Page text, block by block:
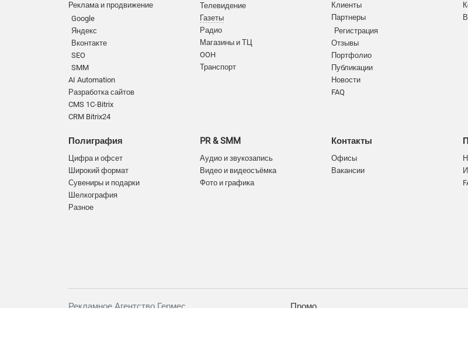
Реклама и продвижение
Google
Яндекс
Вконтакте
SEO
SMM
AI Automation
Разработка сайтов
CMS 1C-Bitrix
CRM Bitrix24
Полиграфия
Цифра и офсет
Широкий формат
Сувениры и подарки
Шелкография
Разное
Телевидение
Газеты
Радио
Магазины и ТЦ
OOH
Транспорт
PR & SMM
Аудио и звукозапись
Видео и видеосъёмка
Фото и графика
Клиенты
Партнеры
Регистрация
Отзывы
Портфолио
Публикации
Новости
FAQ
Контакты
Офисы
Вакансии
Рекламное Агентство Гермес
Промо